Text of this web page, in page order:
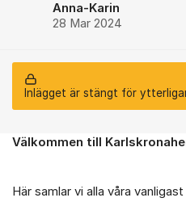
Anna-Karin
28 Mar 2024
Inlägget är stängt för
Om forumet
Välkommen till
Här samlar vi alla våra